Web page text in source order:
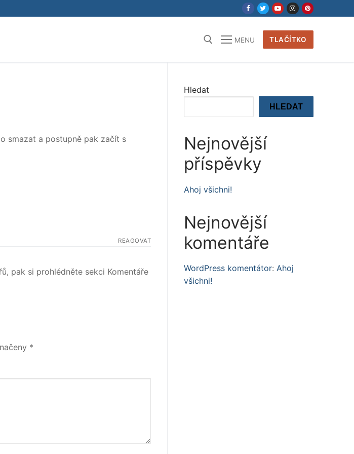
MENU TLAČÍTKO
smazat a postupně pak začít s
REAGOVAT
pak si prohlédněte sekci Komentáře
*
Hledat
HLEDAT
Nejnovější
příspěvky
Ahoj všichni!
Nejnovější
komentáře
WordPress komentátor: Ahoj
všichni!